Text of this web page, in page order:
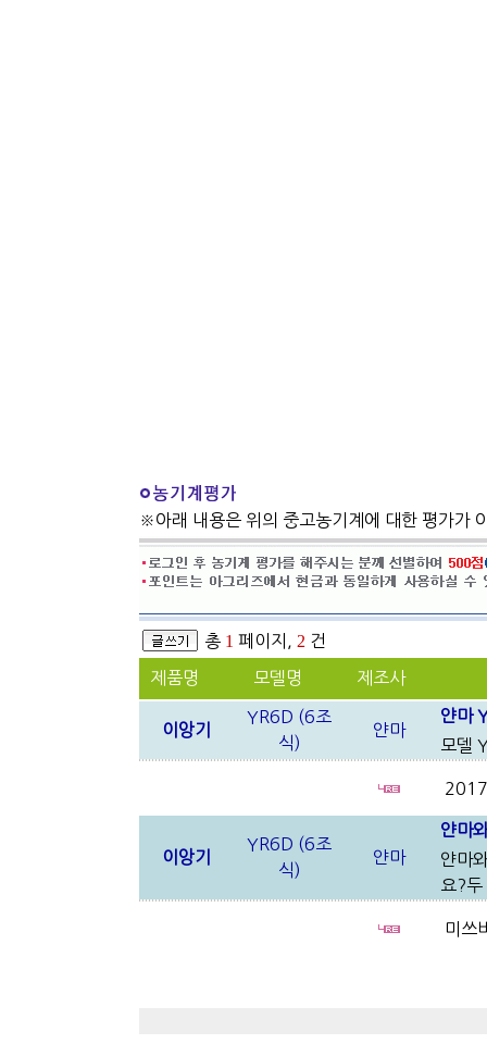
※아래 내용은 위의 중고농기계에 대한 평가가
총 1 페이지, 2 건
제품명 모델명 제조사
이앙기
YR6D (6조
식)
얀마
얀마
모델
2017
이앙기
YR6D (6조
식)
얀마
얀마
얀마
요?
미쓰